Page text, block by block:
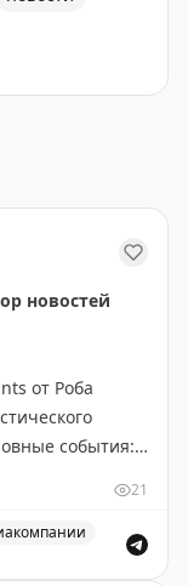
новостей
от Роба
события:
люкс-
предложения:
21